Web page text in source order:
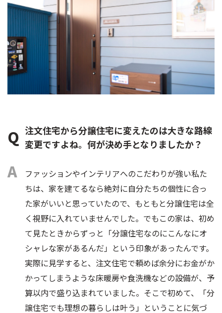
注文住宅から分譲住宅に変えたのは大きな路線
変更ですよね。何が決め手となりましたか？
ファッションやインテリアへのこだわりが強い私た
ちは、家を建てるなら絶対に自分たちの個性に合っ
た家がいいと思っていたので、もともと分譲住宅は全
く視野に入れていませんでした。でもこの家は、初め
て見たときからずっと「分譲住宅なのにこんなにオ
シャレな家があるんだ」という印象があったんです。
実際に見学すると、注文住宅で頼めば余分にお金がか
かってしまうような床暖房や食洗機などの設備が、予
算以内で盛り込まれていました。そこで初めて、「分
譲住宅でも理想の暮らしは叶う」ということに気づ